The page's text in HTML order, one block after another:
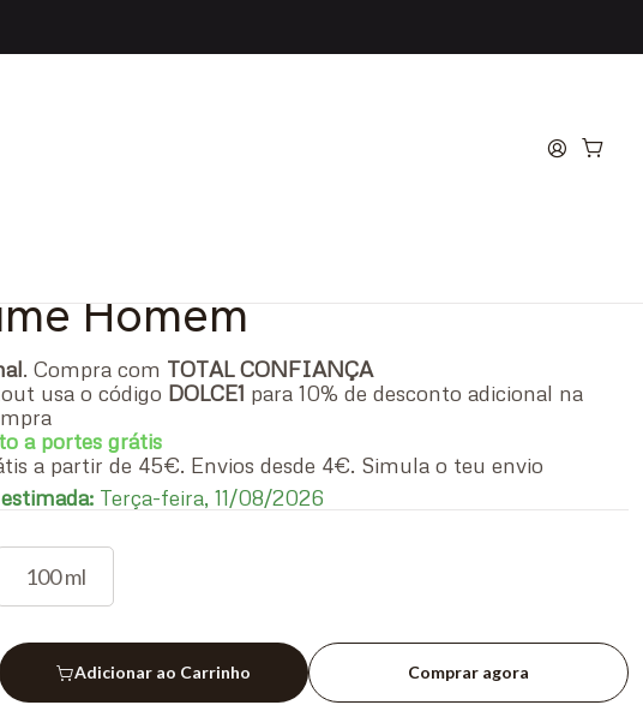
L'Homme Eau de Toilette
Homem
. Compra com TOTAL CONFIANÇA
usa o código DOLCE1 para 10% de desconto adicional na
a portes grátis
a partir de 45€. Envios desde 4€. Simula o teu envio
Terça-feira, 11/08/2026
100 ml
Adicionar ao Carrinho Comprar agora